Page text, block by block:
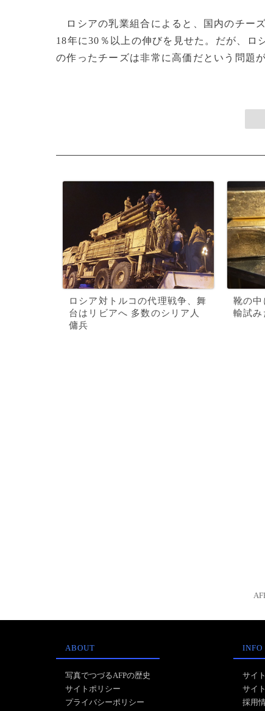
ロシアの乳業組合によると、国内のチー
18年に30％以上の伸びを見せた。だが、ロ
の作ったチーズは非常に高価だという問題
ロシア対トルコの代理戦争、舞
台はリビアへ 多数のシリア人
傭兵
靴の中
輸試み
ABOUT
写真でつづるAFPの歴史
サイトポリシー
プライバシーポリシー
INFO
サイ
サイ
採用